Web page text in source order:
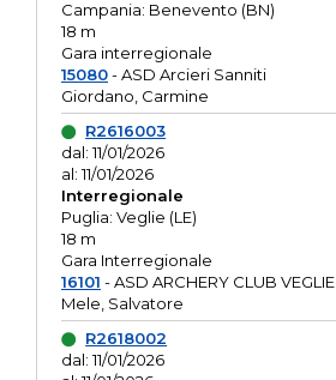
Campania: Benevento (BN)
18 m
Gara interregionale
15080- ASD Arcieri Sanniti
Giordano, Carmine
R2616003
dal: 11/01/2026
al: 11/01/2026
Interregionale
Puglia: Veglie (LE)
18 m
Gara Interregionale
16101 - ASD ARCHERY CLUB VEGLIE
Mele, Salvatore
R2618002
dal: 11/01/2026